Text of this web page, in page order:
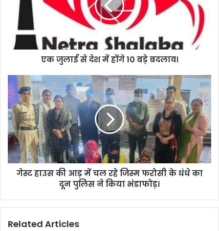
एक जुलाई से देश में होंगे 10 बड़े बदलाव।
गेस्ट हाउस की आड़ में चल रहे जिस्म फरोसी के धंधे का
दून पुलिस ने किया भंडाफोड़।
Related Articles